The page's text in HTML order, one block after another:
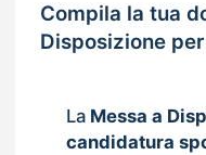
Compila la tua
Disposizione
La Messa a
candidatura